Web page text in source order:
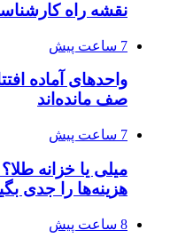
نقشه راه
7 ساعت پیش
واحدهای آماده
صف مانده‌اند
7 ساعت پیش
میلی یا خزانه
هزینه‌ها را جدی
8 ساعت پیش